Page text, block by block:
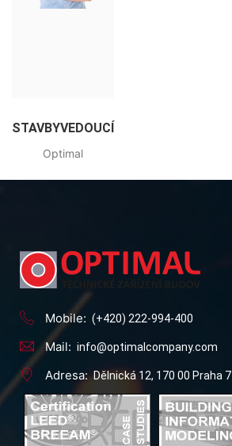
STAVBYVEDOUCÍ
Optimal
Mobile: (+420) 222-994-400
Mail: info@optimalcompany.com
Adresa: Dělnická 12, 170 00 Praha 7